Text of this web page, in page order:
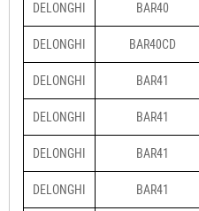
DELONGHI BAR40
DELONGHI BAR40CD
DELONGHI BAR41
DELONGHI BAR41
DELONGHI BAR41
DELONGHI BAR41